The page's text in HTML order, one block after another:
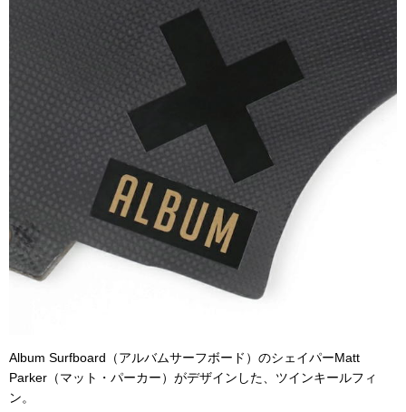
Album Surfboard（アルバムサーフボード）のシェイパーMatt
Parker（マット・パーカー）がデザインした、ツインキールフィ
ン。